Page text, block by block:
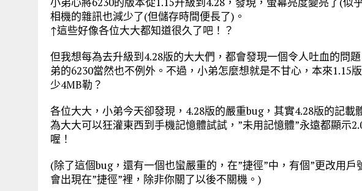
相機的雜訊也減少了(但儲存時間便長了)。
↑這些好像各位大大都知道很久了吧！？
但我想每為去升級到4.28版的大大們，都會發現一個令人吐血的問
弟的6230當然也不例外。不過，小弟怎麼想就是不甘心，本來1.15
少4MB勒？
各位大大，小弟今天卻發現，4.28版的嚴重bug，其實4.28版的記
為大大可以狂灌東西到手機記憶體試試，”未用記憶體”永遠都顯示
喔！
(除了這個bug，還有一個也蠻嚴重的，在”捷徑”中，有個”更改用
會出現在”捷徑”裡，除非你關了以後不關機。)